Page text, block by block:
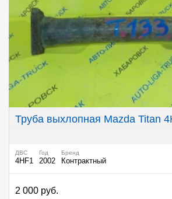
Труба выхлопная Mazda Titan
ДВС
4HF1
Год
2002
Бренд
Контрактный
2 000 руб.